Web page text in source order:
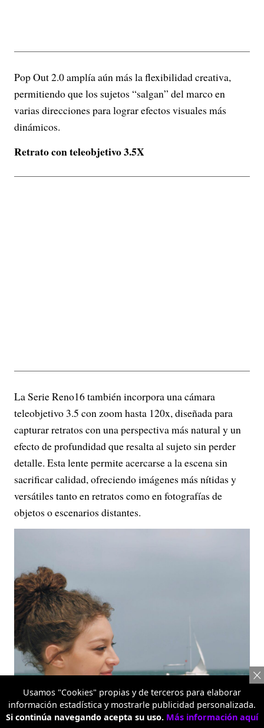
Pop Out 2.0 amplía aún más la flexibilidad creativa,
permitiendo que los sujetos “salgan” del marco en
varias direcciones para lograr efectos visuales más
dinámicos.
Retrato con teleobjetivo 3.5X
La Serie Reno16 también incorpora una cámara
teleobjetivo 3.5 con zoom hasta 120x, diseñada para
capturar retratos con una perspectiva más natural y un
efecto de profundidad que resalta al sujeto sin perder
detalle. Esta lente permite acercarse a la escena sin
sacrificar calidad, ofreciendo imágenes más nítidas y
versátiles tanto en retratos como en fotografías de
objetos o escenarios distantes.
Usamos "Cookies" propias y de terceros para elaborar
información estadística y mostrarle publicidad personalizada.
Si continúa navegando acepta su uso. Más información aquí